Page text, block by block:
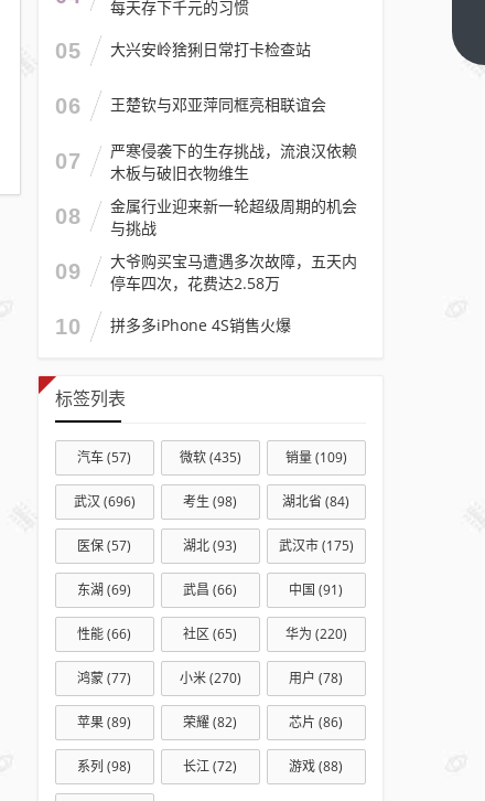
每天存下千元的习惯
05 大兴安岭猞猁日常打卡检查站
06 王楚钦与邓亚萍同框亮相联谊会
07
严寒侵袭下的生存挑战，流浪汉依赖
木板与破旧衣物维生
08
金属行业迎来新一轮超级周期的机会
与挑战
09
大爷购买宝马遭遇多次故障，五天内
停车四次，花费达2.58万
10 拼多多iPhone 4S销售火爆
标签列表
汽车(57) 微软(435) 销量(109)
武汉 (696) 考生 (98) 湖北省 (84)
医保(57) 湖北(93) 武汉市(175)
东湖 (69) 武昌 (66) 中国 (91)
性能(66) 社区 (65) 华为 (220)
鸿蒙(77) 小米(270) 用户 (78)
苹果(89) 荣耀(82) 芯片 (86)
系列 (98) 长江(72) 游戏(88)